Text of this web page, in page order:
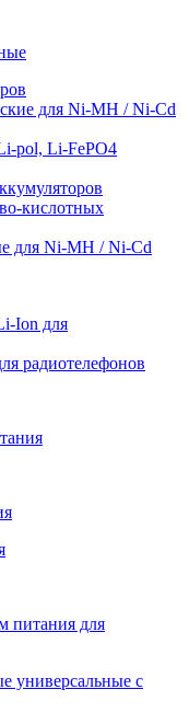
для Ni-MH / Ni-Cd
pol, Li-FePO4
кислотных
для Ni-MH / Ni-Cd
Ion для
радиотелефонов
питания для
универсальные с